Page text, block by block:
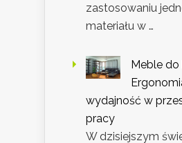
zastosowaniu
materiału w …
Meble do
wydajność w
pracy
W dzisiejszym